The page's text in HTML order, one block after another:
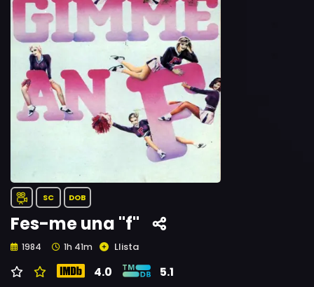
SC DOB
Fes-me una "f"
1984 1h 41m Llista
4.0 5.1